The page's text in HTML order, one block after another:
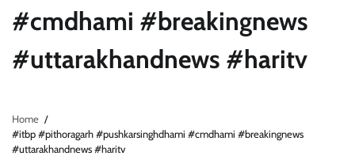
#cmdhami #breakingnews
#uttarakhandnews #haritv
Home
#itbp #pithoragarh #pushkarsinghdhami #cmdhami #breakingnews
#uttarakhandnews #haritv